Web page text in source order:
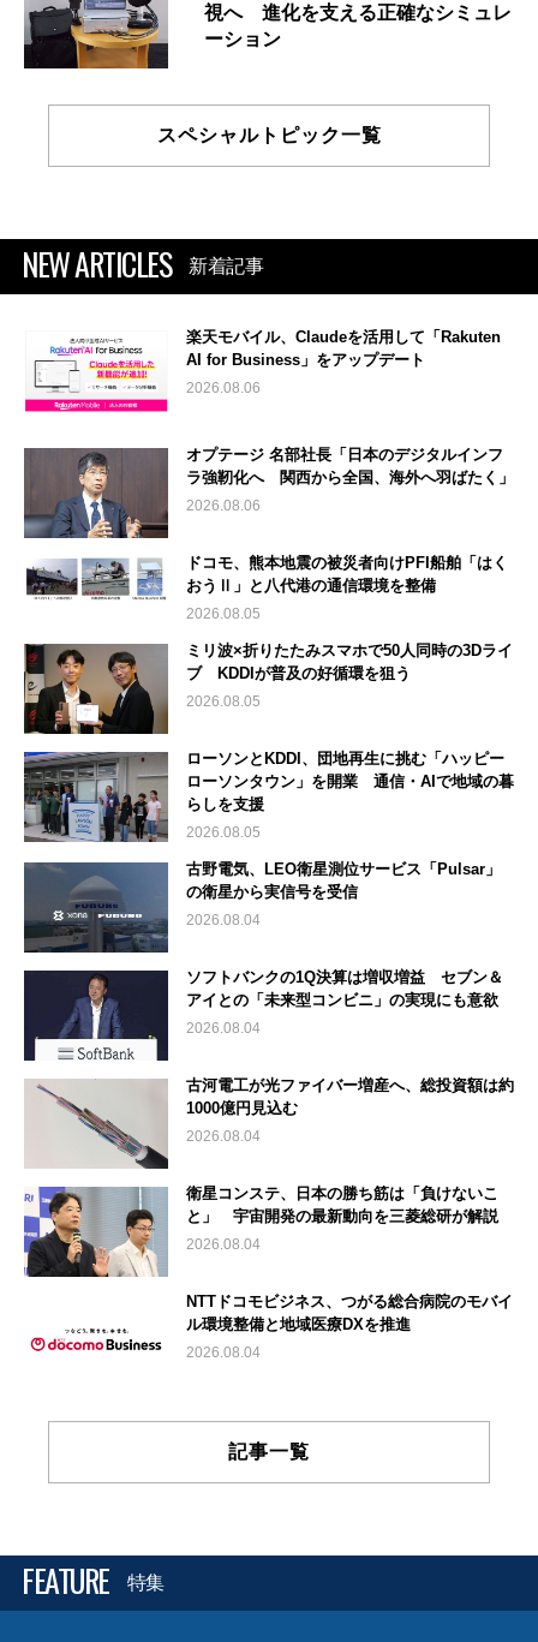
視へ 進化を支える正確なシミュレ
ーション
スペシャルトピック一覧
NEW ARTICLES 新着記事
楽天モバイル、Claudeを活用して「Rakuten
AI for Business」をアップデート
2026.08.06
オプテージ 名部社長「日本のデジタルインフ
ラ強靭化へ 関西から全国、海外へ羽ばたく」
2026.08.06
ドコモ、熊本地震の被災者向けPFI船舶「はく
おうⅡ」と八代港の通信環境を整備
2026.08.05
ミリ波×折りたたみスマホで50人同時の3Dライ
ブ KDDIが普及の好循環を狙う
2026.08.05
ローソンとKDDI、団地再生に挑む「ハッピー
ローソンタウン」を開業 通信・AIで地域の暮
らしを支援
2026.08.05
古野電気、LEO衛星測位サービス「Pulsar」
の衛星から実信号を受信
2026.08.04
ソフトバンクの1Q決算は増収増益 セブン＆
アイとの「未来型コンビニ」の実現にも意欲
2026.08.04
古河電工が光ファイバー増産へ、総投資額は約
1000億円見込む
2026.08.04
衛星コンステ、日本の勝ち筋は「負けないこ
と」 宇宙開発の最新動向を三菱総研が解説
2026.08.04
NTTドコモビジネス、つがる総合病院のモバイ
ル環境整備と地域医療DXを推進
2026.08.04
記事一覧
FEATURE 特集